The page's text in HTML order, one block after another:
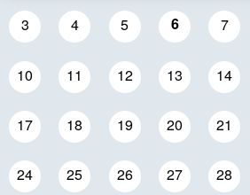
3 4 5 6 7
10 11 12 13 14
17 18 19 20 21
24 25 26 27 28